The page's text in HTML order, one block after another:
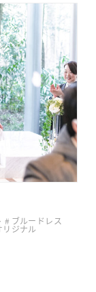
ブルードレス
リジナル